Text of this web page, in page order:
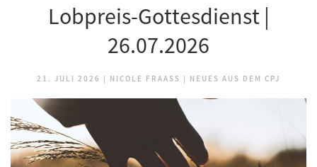
Lobpreis-Gottesdienst |
26.07.2026
21. JULI 2026 | NICOLE FRAASS | NEUES AUS DEM CPJ